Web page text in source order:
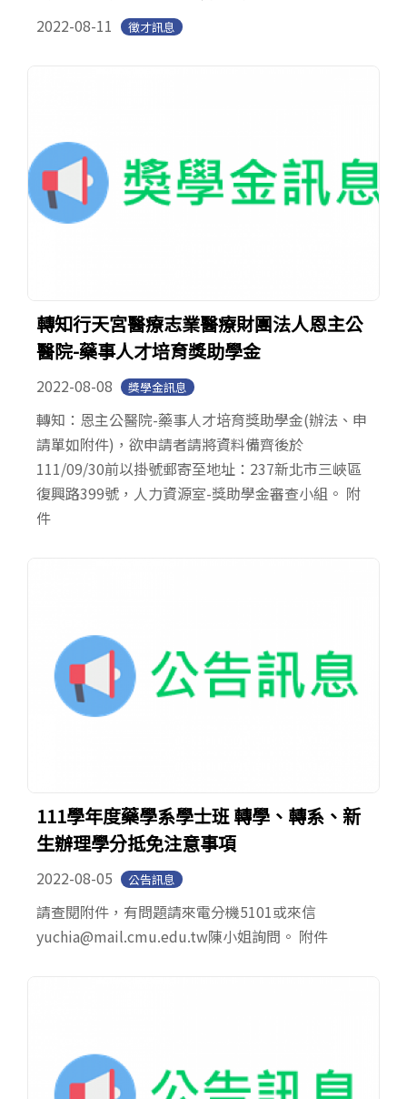
2022-08-11 徵才訊息
轉知行天宮醫療志業醫療財團法人恩主公
醫院-藥事人才培育獎助學金
2022-08-08 獎學金訊息
轉知：恩主公醫院-藥事人才培育獎助學金(辦法、申
請單如附件)，欲申請者請將資料備齊後於
111/09/30前以掛號郵寄至地址：237新北市三峽區
復興路399號，人力資源室-獎助學金審查小組。 附
件
111學年度藥學系學士班 轉學、轉系、新
生辦理學分抵免注意事項
2022-08-05 公告訊息
請查閱附件，有問題請來電分機5101或來信
yuchia@mail.cmu.edu.tw陳小姐詢問。 附件